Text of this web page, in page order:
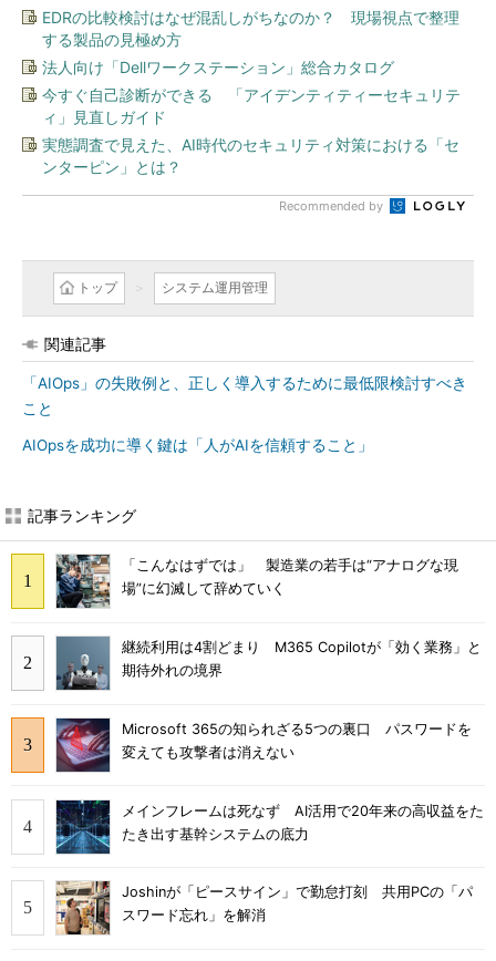
EDRの比較検討はなぜ混乱しがちなのか？ 現場視点で整理
する製品の見極め方
法人向け「Dellワークステーション」総合カタログ
今すぐ自己診断ができる 「アイデンティティーセキュリテ
ィ」見直しガイド
実態調査で見えた、AI時代のセキュリティ対策における「セ
ンターピン」とは？
Recommended by
トップ システム運用管理
関連記事
「AIOps」の失敗例と、正しく導入するために最低限検討すべき
こと
AIOpsを成功に導く鍵は「人がAIを信頼すること」
記事ランキング
「こんなはずでは」 製造業の若手は“アナログな現
場”に幻滅して辞めていく
継続利用は4割どまり M365 Copilotが「効く業務」と
期待外れの境界
Microsoft 365の知られざる5つの裏口 パスワードを
変えても攻撃者は消えない
メインフレームは死なず AI活用で20年来の高収益をた
たき出す基幹システムの底力
Joshinが「ピースサイン」で勤怠打刻 共用PCの「パ
スワード忘れ」を解消